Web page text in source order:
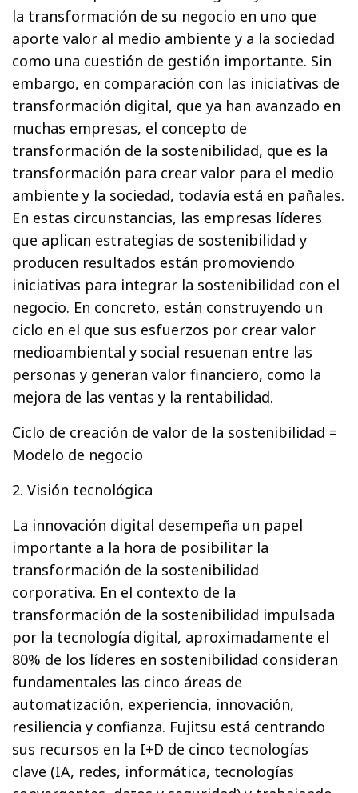
la transformación de su negocio en uno que
aporte valor al medio ambiente y a la sociedad
como una cuestión de gestión importante. Sin
embargo, en comparación con las iniciativas de
transformación digital, que ya han avanzado en
muchas empresas, el concepto de
transformación de la sostenibilidad, que es la
transformación para crear valor para el medio
ambiente y la sociedad, todavía está en pañales.
En estas circunstancias, las empresas líderes
que aplican estrategias de sostenibilidad y
producen resultados están promoviendo
iniciativas para integrar la sostenibilidad con el
negocio. En concreto, están construyendo un
ciclo en el que sus esfuerzos por crear valor
medioambiental y social resuenan entre las
personas y generan valor financiero, como la
mejora de las ventas y la rentabilidad.
Ciclo de creación de valor de la sostenibilidad =
Modelo de negocio
2. Visión tecnológica
La innovación digital desempeña un papel
importante a la hora de posibilitar la
transformación de la sostenibilidad
corporativa. En el contexto de la
transformación de la sostenibilidad impulsada
por la tecnología digital, aproximadamente el
80% de los líderes en sostenibilidad consideran
fundamentales las cinco áreas de
automatización, experiencia, innovación,
resiliencia y confianza. Fujitsu está centrando
sus recursos en la I+D de cinco tecnologías
clave (IA, redes, informática, tecnologías